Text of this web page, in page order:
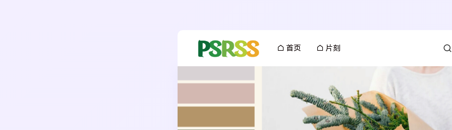
首页 片刻